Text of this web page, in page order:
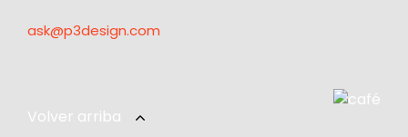
ask@p3design.com
Volver arriba